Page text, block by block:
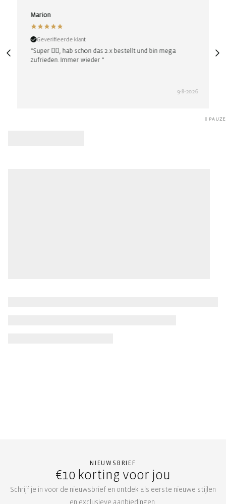
Marion
Geverifieerde klant
"Super 👍🏼, hab schon das 2.x bestellt und bin mega
zufrieden. Immer wieder "
9-8-2026
PAUZE
NIEUWSBRIEF
€10 korting voor jou
Schrijf je in voor de nieuwsbrief en ontdek als eerste nieuwe stijlen
en exclusieve aanbiedingen.